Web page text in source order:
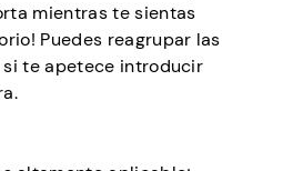
mientras te sientas
Puedes reagrupar las
si te apetece introducir